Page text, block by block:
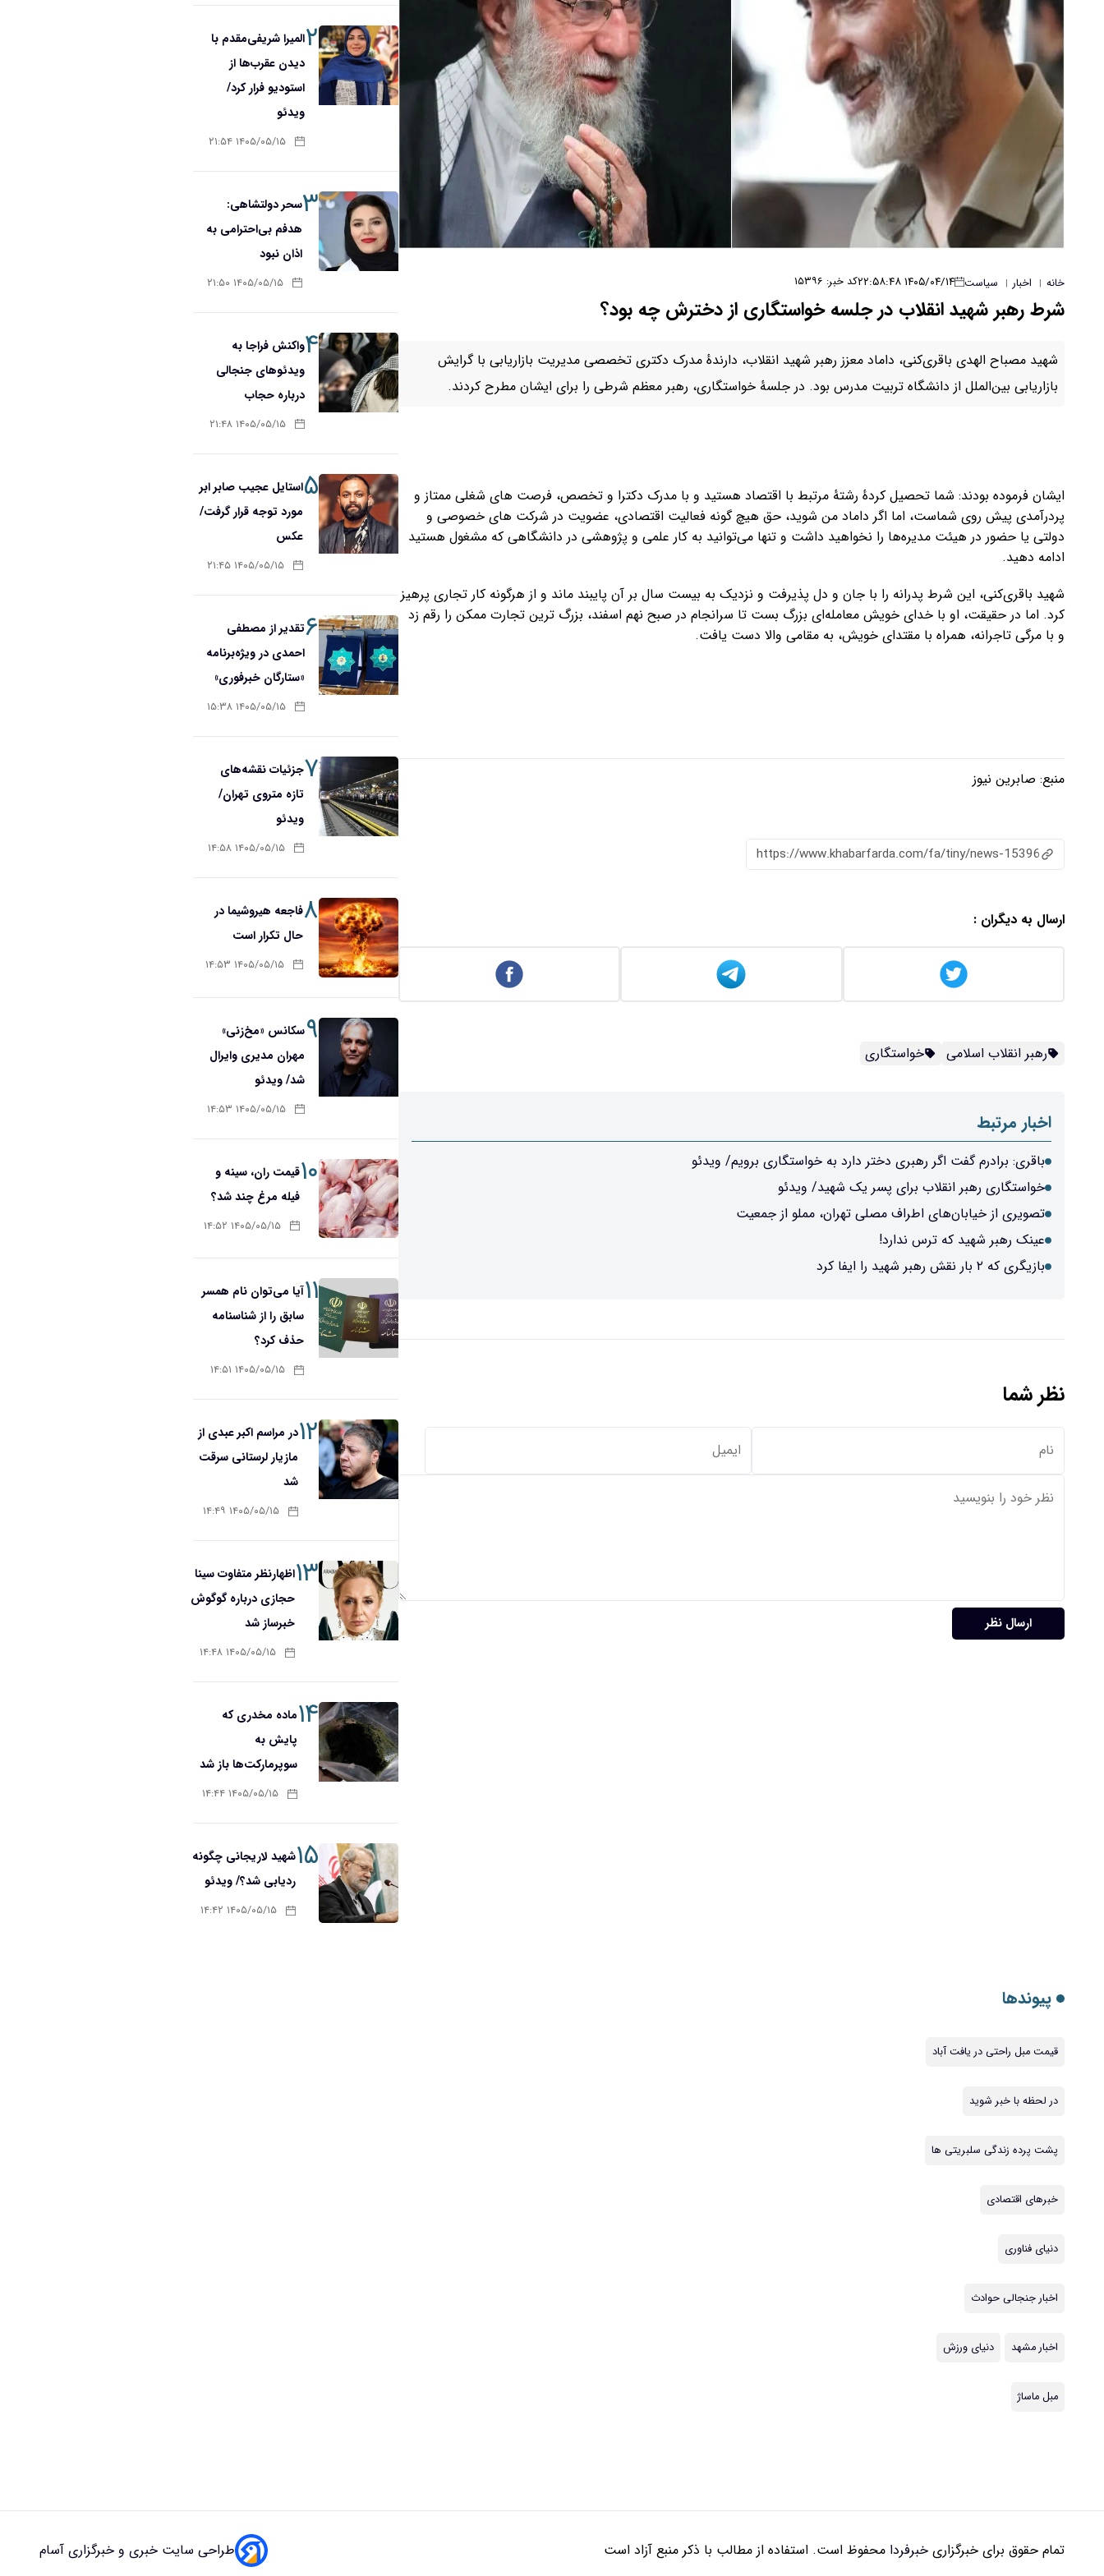
خانه | اخبار | سیاست ۱۴۰۵/۰۴/۱۴ ۲۲:۵۸:۴۸ کد خبر: ۱۵۳۹۶
شرط رهبر شهید انقلاب در جلسه خواستگاری از دخترش چه بود؟
شهید مصباح‌ الهدی باقری‌کنی، داماد معزز رهبر شهید انقلاب، دارندهٔ مدرک دکتری تخصصی مدیریت بازاریابی با گرایش
بازاریابی بین‌الملل از دانشگاه تربیت مدرس بود. در جلسهٔ خواستگاری، رهبر معظم شرطی را برای ایشان مطرح کردند.
ایشان فرموده بودند: شما تحصیل‌ کردهٔ رشتهٔ مرتبط با اقتصاد هستید و با مدرک دکترا و تخصص، فرصت‌ های شغلی ممتاز و
پردرآمدی پیش روی شماست، اما اگر داماد من شوید، حق هیچ‌ گونه فعالیت اقتصادی، عضویت در شرکت‌ های خصوصی و
دولتی یا حضور در هیئت‌ مدیره‌ها را نخواهید داشت و تنها می‌توانید به کار علمی و پژوهشی در دانشگاهی که مشغول هستید
ادامه دهید.
شهید باقری‌کنی، این شرط پدرانه را با جان و دل پذیرفت و نزدیک به بیست سال بر آن پایبند ماند و از هرگونه کار تجاری پرهیز
کرد. اما در حقیقت، او با خدای خویش معامله‌ای بزرگ بست تا سرانجام در صبح نهم اسفند، بزرگ‌ ترین تجارت ممکن را رقم زد
و با مرگی تاجرانه، همراه با مقتدای خویش، به مقامی والا دست یافت.
منبع: صابرین نیوز
https://www.khabarfarda.com/fa/tiny/news-15396
ارسال به دیگران :
رهبر انقلاب اسلامی خواستگاری
اخبار مرتبط
باقری: برادرم گفت اگر رهبری دختر دارد به خواستگاری برویم/ ویدئو
خواستگاری رهبر انقلاب برای پسر یک شهید/ ویدئو
تصویری از خیابان‌های اطراف مصلی تهران، مملو از جمعیت
عینک رهبر شهید که ترس ندارد!
بازیگری که ۲ بار نقش رهبر شهید را ایفا کرد
نظر شما
ارسال نظر
۲المیرا شریفی‌مقدم با
دیدن عقرب‌ها از
استودیو فرار کرد/
ویدئو
۱۴۰۵/۰۵/۱۵ ۲۱:۵۴
۳سحر دولتشاهی:
هدفم بی‌احترامی به
اذان نبود
۱۴۰۵/۰۵/۱۵ ۲۱:۵۰
۴واکنش فراجا به
ویدئوهای جنجالی
درباره حجاب
۱۴۰۵/۰۵/۱۵ ۲۱:۴۸
۵استایل عجیب صابر ابر
مورد توجه قرار گرفت/
عکس
۱۴۰۵/۰۵/۱۵ ۲۱:۴۵
۶تقدیر از مصطفی
احمدی در ویژه‌برنامه
«ستارگان خبرفوری»
۱۴۰۵/۰۵/۱۵ ۱۵:۳۸
۷جزئیات نقشه‌های
تازه متروی تهران/
ویدئو
۱۴۰۵/۰۵/۱۵ ۱۴:۵۸
۸فاجعه هیروشیما در
حال تکرار است
۱۴۰۵/۰۵/۱۵ ۱۴:۵۳
۹سکانس «مخ‌زنی»
مهران مدیری وایرال
شد/ ویدئو
۱۴۰۵/۰۵/۱۵ ۱۴:۵۳
۱۰قیمت ران، سینه و
فیله مرغ چند شد؟
۱۴۰۵/۰۵/۱۵ ۱۴:۵۲
۱۱آیا می‌توان نام همسر
سابق را از شناسنامه
حذف کرد؟
۱۴۰۵/۰۵/۱۵ ۱۴:۵۱
۱۲در مراسم اکبر عبدی از
مازیار لرستانی سرقت
شد
۱۴۰۵/۰۵/۱۵ ۱۴:۴۹
۱۳اظهارنظر متفاوت سینا
حجازی درباره گوگوش
خبرساز شد
۱۴۰۵/۰۵/۱۵ ۱۴:۴۸
۱۴ماده مخدری که
پایش به
سوپرمارکت‌ها باز شد
۱۴۰۵/۰۵/۱۵ ۱۴:۴۴
۱۵شهید لاریجانی چگونه
ردیابی شد؟/ ویدئو
۱۴۰۵/۰۵/۱۵ ۱۴:۴۲
پیوندها
قیمت مبل راحتی در یافت آباد
در لحظه با خبر شوید
پشت پرده زندگی سلبریتی ها
خبرهای اقتصادی
دنیای فناوری
اخبار جنجالی حوادث
اخبار مشهد دنیای ورزش
مبل ماساژ
تمام حقوق برای خبرگزاری خبرفردا محفوظ است. استفاده از مطالب با ذکر منبع آزاد است طراحی سایت خبری و خبرگزاری آسام